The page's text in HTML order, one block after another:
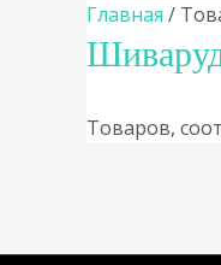
Главная /
Товаров,